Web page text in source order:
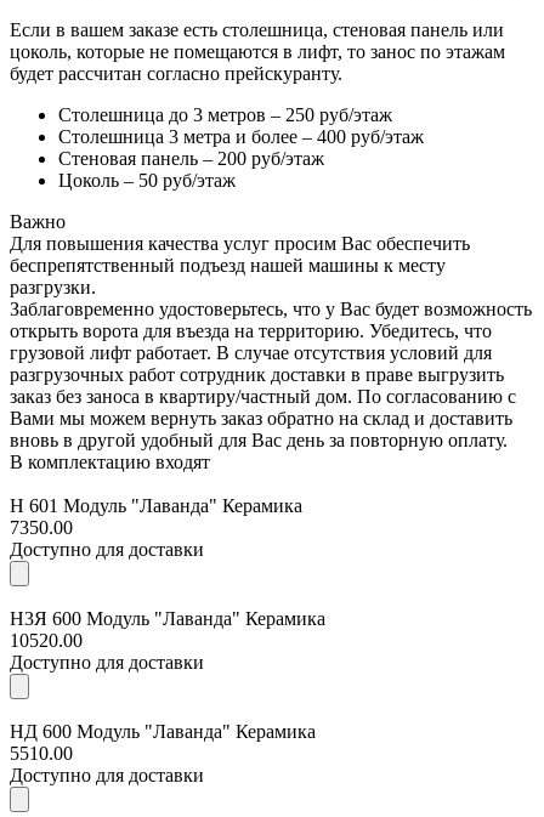
Если в вашем заказе есть столешница, стеновая панель или
цоколь, которые не помещаются в лифт, то занос по этажам
будет рассчитан согласно прейскуранту.
Столешница до 3 метров – 250 руб/этаж
Столешница 3 метра и более – 400 руб/этаж
Стеновая панель – 200 руб/этаж
Цоколь – 50 руб/этаж
Важно
Для повышения качества услуг просим Вас обеспечить
беспрепятственный подъезд нашей машины к месту
разгрузки.
Заблаговременно удостоверьтесь, что у Вас будет возможность
открыть ворота для въезда на территорию. Убедитесь, что
грузовой лифт работает. В случае отсутствия условий для
разгрузочных работ сотрудник доставки в праве выгрузить
заказ без заноса в квартиру/частный дом. По согласованию с
Вами мы можем вернуть заказ обратно на склад и доставить
вновь в другой удобный для Вас день за повторную оплату.
В комплектацию входят
Н 601 Модуль "Лаванда" Керамика
7350.00
Доступно для доставки
Н3Я 600 Модуль "Лаванда" Керамика
10520.00
Доступно для доставки
НД 600 Модуль "Лаванда" Керамика
5510.00
Доступно для доставки